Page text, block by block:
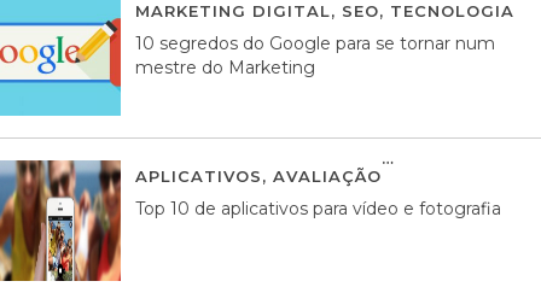
MARKETING DIGITAL, SEO, TECNOLOGIA
10 segredos do Google para se tornar num
mestre do Marketing
APLICATIVOS, AVALIAÇÃO
Top 10 de aplicativos para vídeo e fotografia